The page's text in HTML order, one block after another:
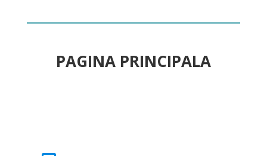
PAGINA PRINCIPALA